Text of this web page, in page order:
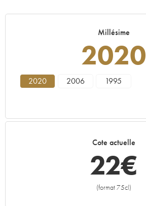
Millésime
2020
2020 2006 1995
Cote actuelle
22€
(format 75cl)